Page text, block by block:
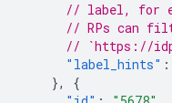
// label, for
// RPs can
// `https://
"label_hints" :
},
{